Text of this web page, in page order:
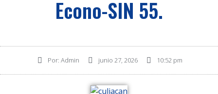
Econo-SIN 55.
Por: Admin junio 27, 2026 10:52 pm